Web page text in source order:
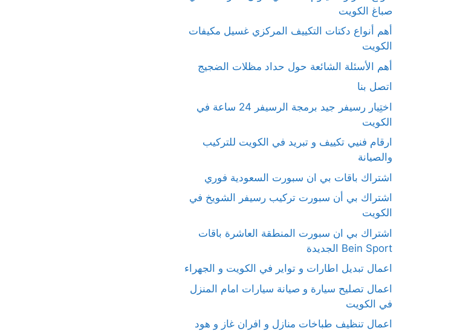
صباغ الكويت
أهم أنواع دكتات التكييف المركزي غسيل مكيفات
الكويت
أهم الأسئلة الشائعة حول حداد مظلات الضجيج
اتصل بنا
اختِيار رسيفر جيد برمجة الرسيفر 24 ساعة في
الكويت
ارقام فنيي تكييف و تبريد في الكويت للتركيب
والصيانة
اشتراك باقات بي ان سبورت السعودية فوري
اشتراك بي أن سبورت تركيب رسيفر الشويخ في
الكويت
اشتراك بي ان سبورت المنطقة العاشرة باقات
Bein Sport الجديدة
اعمال تبديل اطارات و تواير في الكويت و الجهراء
اعمال تصليح سيارة و صيانة سيارات امام المنزل
في الكويت
اعمال تنظيف طباخات منازل و افران غاز و هود